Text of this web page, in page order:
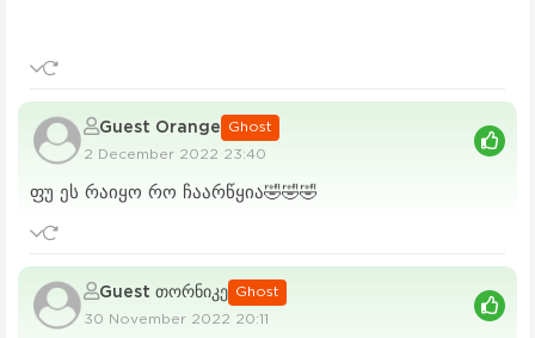
Guest Orange Ghost
2 December 2022 23:40
ფუ ეს რაიყო რო ჩაარწყია🤣🤣🤣
Guest თორნიკე Ghost
30 November 2022 20:11